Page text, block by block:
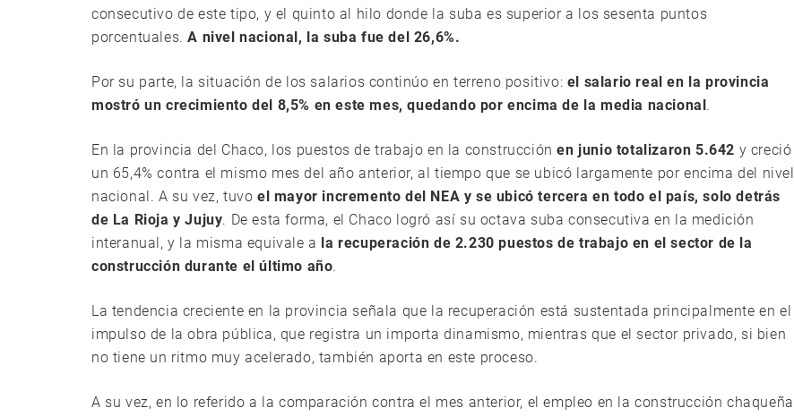
consecutivo de este tipo, y el quinto al hilo donde la suba es superior a los sesenta puntos
porcentuales.A nivel nacional, la suba fue del 26,6%.
Por su parte, la situación de los salarios continúo en terreno positivo: el salario real en la provincia
mostró un crecimiento del 8,5% en este mes, quedando por encima de la media nacional.
En la provincia del Chaco, los puestos de trabajo en la construcción en junio totalizaron 5.642 y creció
un 65,4% contra el mismo mes del año anterior, al tiempo que se ubicó largamente por encima del nivel
nacional. A su vez, tuvoel mayor incremento del NEA y se ubicó tercera en todo el país, solo detrás
de La Rioja y Jujuy. De esta forma, el Chaco logró así su octava suba consecutiva en la medición
interanual, y la misma equivale a la recuperación de 2.230 puestos de trabajo en el sector de la
construcción durante el último año.
La tendencia creciente en la provincia señala que la recuperación está sustentada principalmente en el
impulso de la obra pública, que registra un importa dinamismo, mientras que el sector privado, si bien
no tiene un ritmo muy acelerado, también aporta en este proceso.
A su vez, en lo referido a la comparación contra el mes anterior, el empleo en la construcción chaqueña